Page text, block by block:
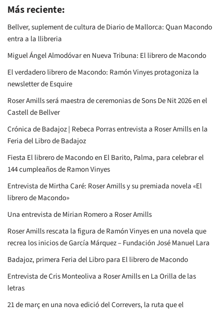
Más reciente:
Bellver, suplement de cultura de Diario de Mallorca: Quan Macondo
entra a la llibreria
Miguel Ángel Almodóvar en Nueva Tribuna: El librero de Macondo
El verdadero librero de Macondo: Ramón Vinyes protagoniza la
newsletter de Esquire
Roser Amills será maestra de ceremonias de Sons De Nit 2026 en el
Castell de Bellver
Crónica de Badajoz | Rebeca Porras entrevista a Roser Amills en la
Feria del Libro de Badajoz
Fiesta El librero de Macondo en El Barito, Palma, para celebrar el
144 cumpleaños de Ramon Vinyes
Entrevista de Mirtha Caré: Roser Amills y su premiada novela «El
librero de Macondo»
Una entrevista de Mirian Romero a Roser Amills
Roser Amills rescata la figura de Ramón Vinyes en una novela que
recrea los inicios de García Márquez – Fundación José Manuel Lara
Badajoz, primera Feria del Libro para El librero de Macondo
Entrevista de Cris Monteoliva a Roser Amills en La Orilla de las
letras
21 de març en una nova edició del Correvers, la ruta que el